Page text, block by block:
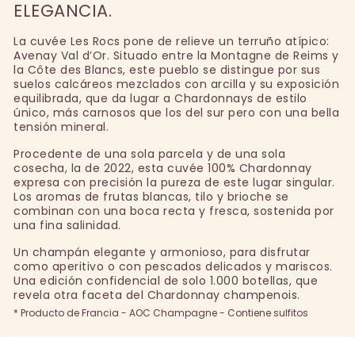
ELEGANCIA.
La cuvée Les Rocs pone de relieve un terruño atípico:
Avenay Val d’Or. Situado entre la Montagne de Reims y
la Côte des Blancs, este pueblo se distingue por sus
suelos calcáreos mezclados con arcilla y su exposición
equilibrada, que da lugar a Chardonnays de estilo
único, más carnosos que los del sur pero con una bella
tensión mineral.
Procedente de una sola parcela y de una sola
cosecha, la de 2022, esta cuvée 100% Chardonnay
expresa con precisión la pureza de este lugar singular.
Los aromas de frutas blancas, tilo y brioche se
combinan con una boca recta y fresca, sostenida por
una fina salinidad.
Un champán elegante y armonioso, para disfrutar
como aperitivo o con pescados delicados y mariscos.
Una edición confidencial de solo 1.000 botellas, que
revela otra faceta del Chardonnay champenois.
* Producto de Francia - AOC Champagne - Contiene sulfitos